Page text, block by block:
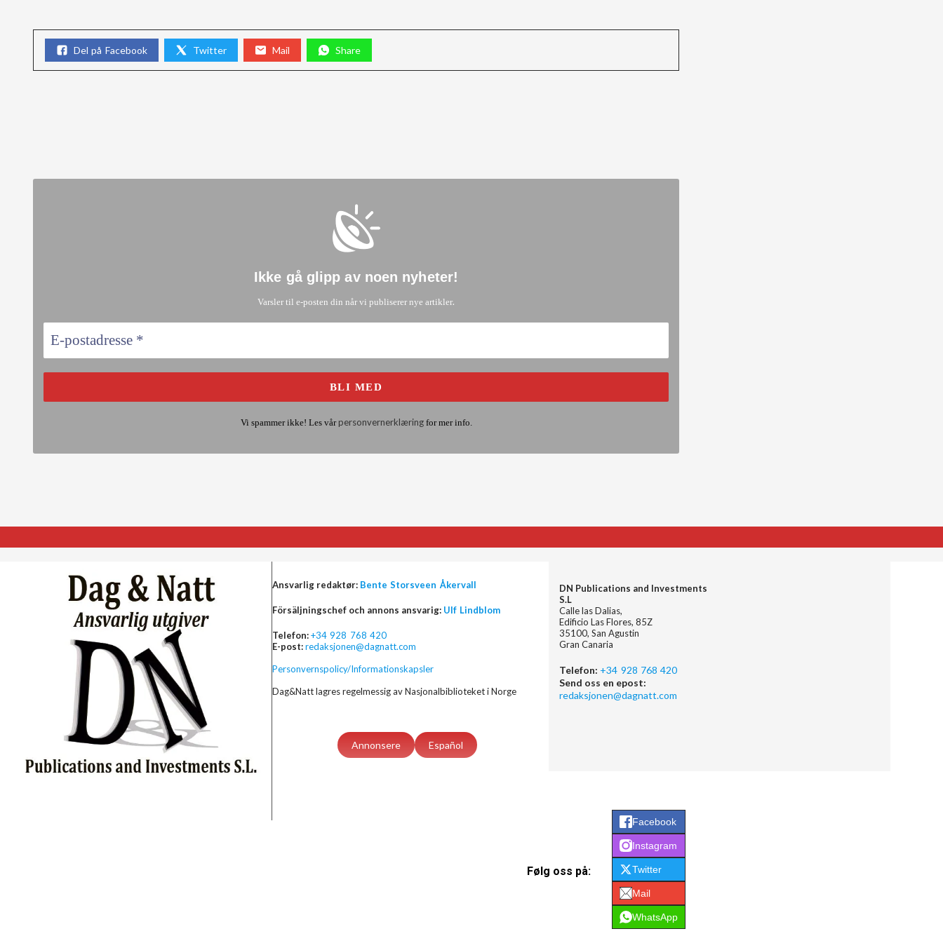
Del på Facebook Twitter Mail Share
Ikke gå glipp av noen nyheter!
Varsler til e-posten din når vi publiserer nye artikler.
Vi spammer ikke! Les vår personvernerklæringfor mer info.
Ansvarlig redaktør: Bente Storsveen Åkervall
Försäljningschef och annons ansvarig: Ulf Lindblom
Telefon:+34 928 768 420
E-post:redaksjonen@dagnatt.com
Personvernspolicy/Informationskapsler
Dag&Natt lagres regelmessig av Nasjonalbiblioteket i Norge
Annonsere Español
DN Publications and Investments
S.L
Calle las Dalias,
Edificio Las Flores, 85Z
35100, San Agustin
Gran Canaria
Telefon: +34 928 768 420
Send oss en epost:
redaksjonen@dagnatt.com
Følg oss på:
Facebook
Instagram
Twitter
Mail
WhatsApp